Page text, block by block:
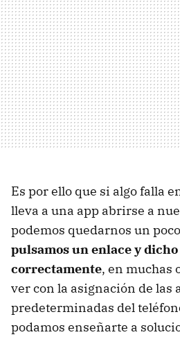
Es por ello que si algo falla
lleva a una app abrirse a
podemos quedarnos un
pulsamos un enlace y
correctamente, en muchas
ver con la asignación de las
predeterminadas del
podamos enseñarte a